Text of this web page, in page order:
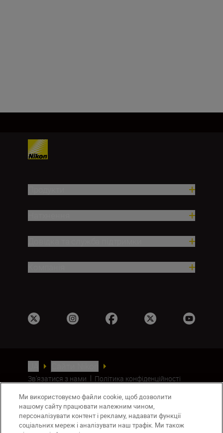
Зв’язатися з нами
Політика конфіденційності
Повідомлення про файли cookie
Налаштування Cookie
© 2026 Nikon
Ми використовуємо файли cookie, щоб дозволити
нашому сайту працювати належним чином,
персоналізувати контент і рекламу, надавати функції
соціальних мереж і аналізувати наш трафік. Ми також